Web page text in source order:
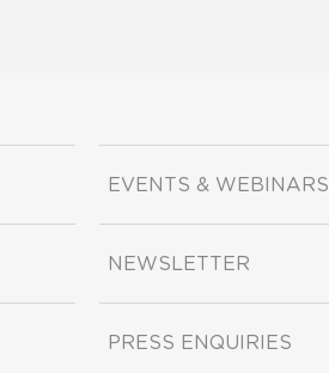
EVENTS & WEBINARS
NEWSLETTER
PRESS ENQUIRIES